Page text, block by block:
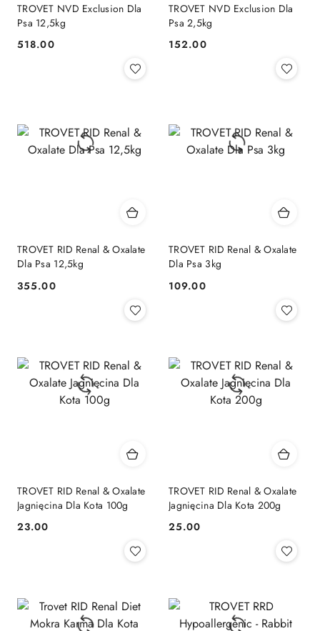
TROVET NVD Exclusion Dla
Psa 12,5kg
Cena:
518.00
TROVET NVD Exclusion Dla
Psa 2,5kg
Cena:
152.00
TROVET RID Renal & Oxalate
Dla Psa 12,5kg
Cena:
355.00
TROVET RID Renal & Oxalate
Dla Psa 3kg
Cena:
109.00
TROVET RID Renal & Oxalate
Jagnięcina Dla Kota 100g
Cena:
23.00
TROVET RID Renal & Oxalate
Jagnięcina Dla Kota 200g
Cena:
25.00